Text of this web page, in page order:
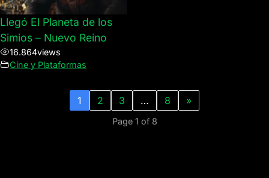
Llegó El Planeta de los
Simios – Nuevo Reino
16.864views
Cine y Plataformas
1 2 3 … 8 »
Page 1 of 8